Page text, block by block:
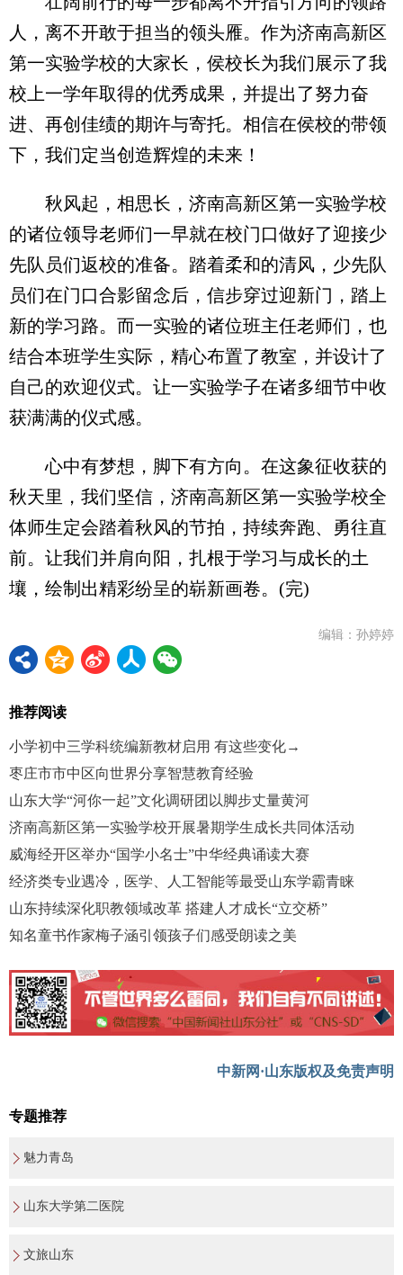
人，离不开敢于担当的领头雁。作为济南高新区
第一实验学校的大家长，侯校长为我们展示了我
校上一学年取得的优秀成果，并提出了努力奋
进、再创佳绩的期许与寄托。相信在侯校的带领
下，我们定当创造辉煌的未来！
秋风起，相思长，济南高新区第一实验学校
的诸位领导老师们一早就在校门口做好了迎接少
先队员们返校的准备。踏着柔和的清风，少先队
员们在门口合影留念后，信步穿过迎新门，踏上
新的学习路。而一实验的诸位班主任老师们，也
结合本班学生实际，精心布置了教室，并设计了
自己的欢迎仪式。让一实验学子在诸多细节中收
获满满的仪式感。
心中有梦想，脚下有方向。在这象征收获的
秋天里，我们坚信，济南高新区第一实验学校全
体师生定会踏着秋风的节拍，持续奔跑、勇往直
前。让我们并肩向阳，扎根于学习与成长的土
壤，绘制出精彩纷呈的崭新画卷。(完)
编辑：孙婷婷
推荐阅读
小学初中三学科统编新教材启用 有这些变化→
枣庄市市中区向世界分享智慧教育经验
山东大学“河你一起”文化调研团以脚步丈量黄河
济南高新区第一实验学校开展暑期学生成长共同体活动
威海经开区举办“国学小名士”中华经典诵读大赛
经济类专业遇冷，医学、人工智能等最受山东学霸青睐
山东持续深化职教领域改革 搭建人才成长“立交桥”
知名童书作家梅子涵引领孩子们感受朗读之美
中新网·山东版权及免责声明
专题推荐
魅力青岛
山东大学第二医院
文旅山东